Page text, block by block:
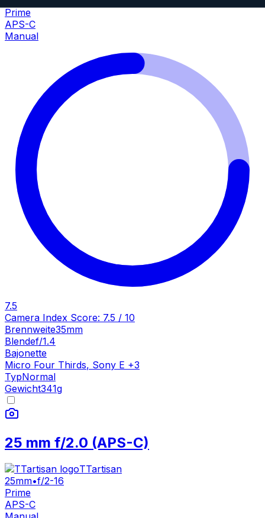
Prime
APS-C
Manual
7.5
Camera Index Score: 7.5 / 10
Brennweite35mm
Blendef/1.4
Bajonette
Micro Four Thirds, Sony E +3
TypNormal
Gewicht341g
25 mm f/2.0 (APS-C)
TTartisan
25mm•f/2-16
Prime
APS-C